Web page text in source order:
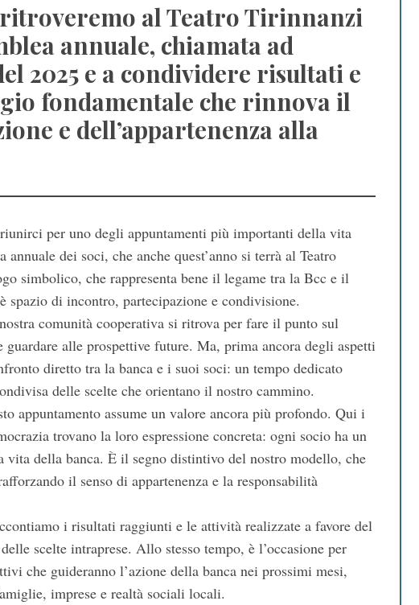
al Teatro Tirinnanzi
annuale, chiamata ad
2025 e a condividere risultati e
fondamentale che rinnova il
e dell’appartenenza alla
per uno degli appuntamenti più importanti della vita
annuale dei soci, che anche quest’anno si terrà al Teatro
simbolico, che rappresenta bene il legame tra la Bcc e il
spazio di incontro, partecipazione e condivisione.
comunità cooperativa si ritrova per fare il punto sul
alle prospettive future. Ma, prima ancora degli aspetti
diretto tra la banca e i suoi soci: un tempo dedicato
delle scelte che orientano il nostro cammino.
appuntamento assume un valore ancora più profondo. Qui i
trovano la loro espressione concreta: ogni socio ha un
della banca. È il segno distintivo del nostro modello, che
il senso di appartenenza e la responsabilità
i risultati raggiunti e le attività realizzate a favore del
scelte intraprese. Allo stesso tempo, è l’occasione per
che guideranno l’azione della banca nei prossimi mesi,
imprese e realtà sociali locali.